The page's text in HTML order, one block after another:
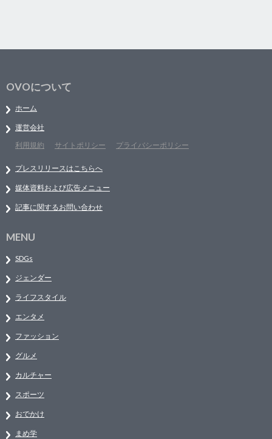
OVOについて
ホーム
運営会社
利用規約
サイトポリシー プライバシーポリシー
プレスリリースはこちらへ
媒体資料および広告メニュー
記事に関するお問い合わせ
MENU
SDGs
ジェンダー
ライフスタイル
エンタメ
ファッション
グルメ
カルチャー
スポーツ
おでかけ
まめ学